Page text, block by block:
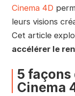
Cinema 4D
leurs visions
Cet article
accélérer le
5
Cinema